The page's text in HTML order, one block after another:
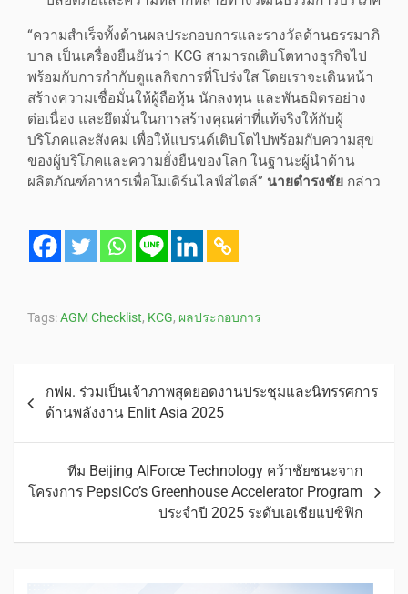
“ความสำเร็จทั้งด้านผลประกอบการและรางวัลด้านธรรมาภิ
บาล เป็นเครื่องยืนยันว่า KCG สามารถเติบโตทางธุรกิจไป
พร้อมกับการกำกับดูแลกิจการที่โปร่งใส โดยเราจะเดินหน้า
สร้างความเชื่อมั่นให้ผู้ถือหุ้น นักลงทุน และพันธมิตรอย่าง
ต่อเนื่อง และยึดมั่นในการสร้างคุณค่าที่แท้จริงให้กับผู้
บริโภคและสังคม เพื่อให้แบรนด์เติบโตไปพร้อมกับความสุข
ของผู้บริโภคและความยั่งยืนของโลก ในฐานะผู้นำด้าน
ผลิตภัณฑ์อาหารเพื่อโมเดิร์นไลฟ์สไตล์” นายดำรงชัย กล่าว
Tags:AGM Checklist, KCG, ผลประกอบการ
กฟผ. ร่วมเป็นเจ้าภาพสุดยอดงานประชุมและนิทรรศการ
ด้านพลังงาน Enlit Asia 2025
ทีม Beijing AIForce Technology คว้าชัยชนะจาก
โครงการ PepsiCo’s Greenhouse Accelerator Program
ประจำปี 2025 ระดับเอเชียแปซิฟิก